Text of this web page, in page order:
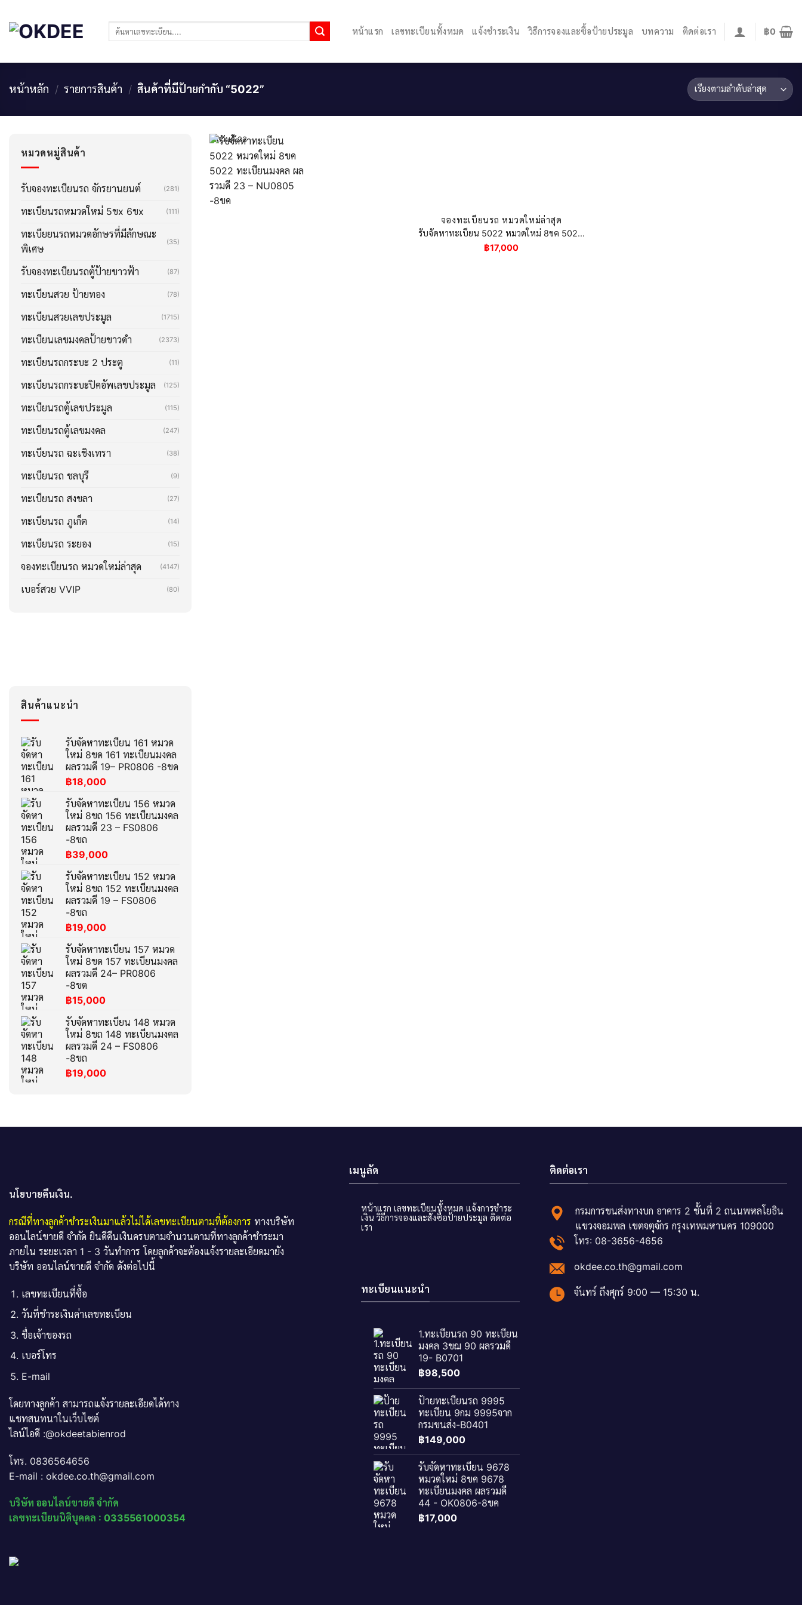
content
ค้นหา: หน้าแรก เลขทะเบียนทั้งหมด แจ้งชำระเงิน วิธีการจองและซื้อป้ายประมูล บทความ ติดต่อเรา ฿0
หน้าหลัก / รายการสินค้า / สินค้าที่มีป้ายกำกับ “5022”
หมวดหมู่สินค้า
รับจองทะเบียนรถ จักรยานยนต์ (281)
ทะเบียนรถหมวดใหม่ 5ขx 6ขx (111)
ทะเบียยนรถหมวดอักษรที่มีลักษณะ
พิเศษ
(35)
รับจองทะเบียนรถตู้ป้ายขาวฟ้า (87)
ทะเบียนสวย ป้ายทอง (78)
ทะเบียนสวยเลขประมูล (1715)
ทะเบียนเลขมงคลป้ายขาวดำ (2373)
ทะเบียนรถกระบะ 2 ประตู (11)
ทะเบียนรถกระบะปิคอัพเลขประมูล (125)
ทะเบียนรถตู้เลขประมูล (115)
ทะเบียนรถตู้เลขมงคล (247)
ทะเบียนรถ ฉะเชิงเทรา (38)
ทะเบียนรถ ชลบุรี (9)
ทะเบียนรถ สงขลา (27)
ทะเบียนรถ ภูเก็ต (14)
ทะเบียนรถ ระยอง (15)
จองทะเบียนรถ หมวดใหม่ล่าสุด (4147)
เบอร์สวย VVIP (80)
สินค้าแนะนำ
รับจัดหาทะเบียน 161 หมวด
ใหม่ 8ขด 161 ทะเบียนมงคล
ผลรวมดี 19– PR0806 -8ขด
฿18,000
รับจัดหาทะเบียน 156 หมวด
ใหม่ 8ขถ 156 ทะเบียนมงคล
ผลรวมดี 23 – FS0806
-8ขถ
฿39,000
รับจัดหาทะเบียน 152 หมวด
ใหม่ 8ขถ 152 ทะเบียนมงคล
ผลรวมดี 19 – FS0806
-8ขถ
฿19,000
รับจัดหาทะเบียน 157 หมวด
ใหม่ 8ขด 157 ทะเบียนมงคล
ผลรวมดี 24– PR0806
-8ขด
฿15,000
รับจัดหาทะเบียน 148 หมวด
ใหม่ 8ขถ 148 ทะเบียนมงคล
ผลรวมดี 24 – FS0806
-8ขถ
฿19,000
ผลรวมดี 23
จองทะเบียนรถ หมวดใหม่ล่าสุด
รับจัดหาทะเบียน 5022 หมวดใหม่ 8ขค 502...
฿17,000
นโยบายคืนเงิน.
กรณีที่ทางลูกค้าชำระเงินมาแล้วไม่ได้เลขทะเบียนตามที่ต้องการ ทางบริษัท
ออนไลน์ขายดี จำกัด ยินดีคืนเงินครบตามจำนวนตามที่ทางลูกค้าชำระมา
ภายใน ระยะเวลา 1 - 3 วันทำการ โดยลูกค้าจะต้องแจ้งรายละเอียดมายัง
บริษัท ออนไลน์ขายดี จำกัด ดังต่อไปนี้
เลขทะเบียนที่ซื้อ
วันที่ชำระเงินค่าเลขทะเบียน
ชื่อเจ้าของรถ
เบอร์โทร
E-mail
โดยทางลูกค้า สามารถแจ้งรายละเอียดได้ทาง
แชทสนทนาในเว็บไซต์
ไลน์ไอดี :@okdeetabienrod
โทร. 0836564656
E-mail : okdee.co.th@gmail.com
บริษัท ออนไลน์ขายดี จำกัด
เลขทะเบียนนิติบุคคล : 0335561000354
เมนูลัด
หน้าแรก เลขทะเบียนทั้งหมด แจ้งการชำระ
เงิน วิธีการจองและสั่งซื้อป้ายประมูล ติดต่อ
เรา
ทะเบียนแนะนำ
1.ทะเบียนรถ 90 ทะเบียน
มงคล 3ขฌ 90 ผลรวมดี
19- B0701
฿98,500
ป้ายทะเบียนรถ 9995
ทะเบียน 9กม 9995จาก
กรมขนส่ง-B0401
฿149,000
รับจัดหาทะเบียน 9678
หมวดใหม่ 8ขค 9678
ทะเบียนมงคล ผลรวมดี
44 - OK0806-8ขค
฿17,000
ติดต่อเรา
กรมการขนส่งทางบก อาคาร 2 ชั้นที่ 2 ถนนพหลโยธิน
แขวงจอมพล เขตจตุจักร กรุงเทพมหานคร 109000
โทร: 08-3656-4656
okdee.co.th@gmail.com
จันทร์ ถึงศุกร์ 9:00 — 15:30 น.